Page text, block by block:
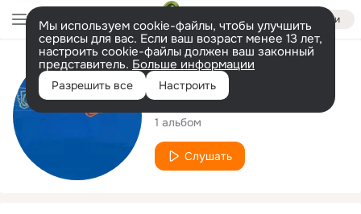
Войти
Мы используем cookie-файлы, чтобы улучшить
сервисы для вас. Если ваш возраст менее 13 лет,
настроить cookie-файлы должен ваш законный
представитель. Больше информации
Разрешить все Настроить
Исполнитель
Transardània
1 альбом
Слушать